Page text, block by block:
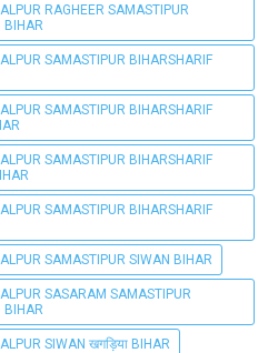
RAGHEER SAMASTIPUR
BIHAR
SAMASTIPUR BIHARSHARIF
SAMASTIPUR BIHARSHARIF
SAMASTIPUR BIHARSHARIF
SAMASTIPUR BIHARSHARIF
SAMASTIPUR SIWAN BIHAR
SASARAM SAMASTIPUR
BIHAR
SIWAN खगड़िया BIHAR